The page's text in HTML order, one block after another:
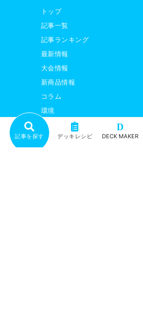
記事を探す デッキレシピ
D
DECK MAKER
トップ
記事一覧
記事ランキング
最新情報
大会情報
新商品情報
コラム
環境
デッキレシピ
デッキテーマ解説